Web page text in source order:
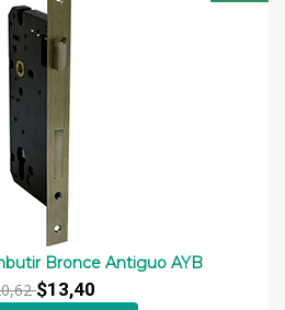
Bronce Antiguo AYB
$13,40